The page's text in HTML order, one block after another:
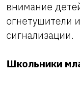
внимание
огнетушители
сигнализации.
Школьники